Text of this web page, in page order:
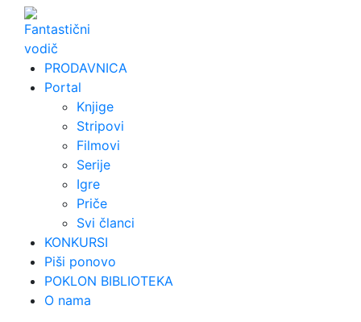
Skip
content
PRODAVNICA
Portal
Knjige
Stripovi
Filmovi
Serije
Igre
Priče
Svi članci
KONKURSI
Piši ponovo
POKLON BIBLIOTEKA
O nama